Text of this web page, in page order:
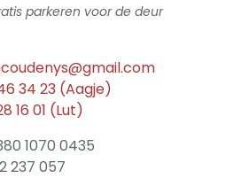
parkeren voor de deur
34 23 (Aagje)
16 01 (Lut)
1070 0435
237 057